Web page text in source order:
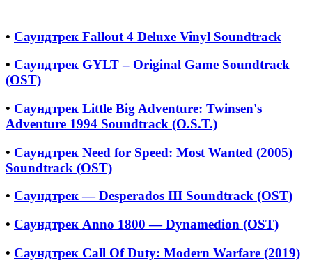
• Саундтрек Fallout 4 Deluxe Vinyl Soundtrack
• Саундтрек GYLT – Original Game Soundtrack
(OST)
• Саундтрек Little Big Adventure: Twinsen's
Adventure 1994 Soundtrack (O.S.T.)
• Саундтрек Need for Speed: Most Wanted (2005)
Soundtrack (OST)
• Саундтрек — Desperados III Soundtrack (OST)
• Саундтрек Anno 1800 — Dynamedion (OST)
• Саундтрек Call Of Duty: Modern Warfare (2019)